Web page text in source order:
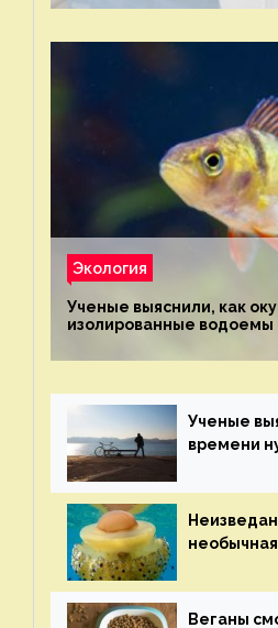
Экология
Ученые выяснили, как
изолированные водоемы
Ученые
времени
здоровья
на
экологии
Веганы